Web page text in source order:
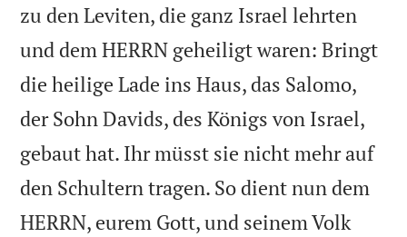
zu den Leviten, die ganz Israel lehrten
und dem HERRN geheiligt waren: Bringt
die heilige Lade ins Haus, das Salomo,
der Sohn Davids, des Königs von Israel,
gebaut hat. Ihr müsst sie nicht mehr auf
den Schultern tragen. So dient nun dem
HERRN, eurem Gott, und seinem Volk